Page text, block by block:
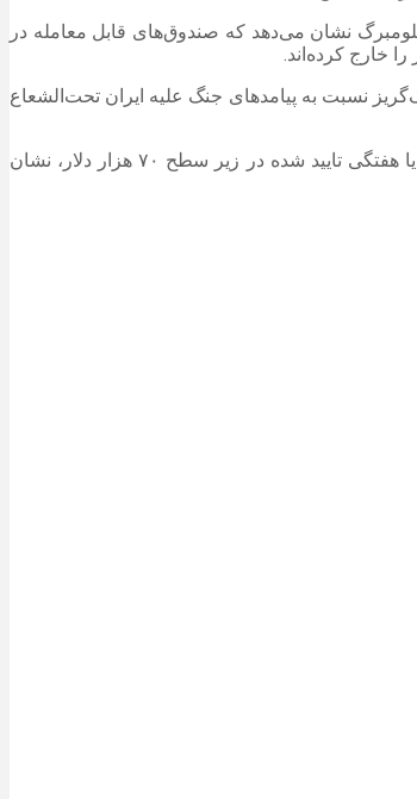
نشان می‌دهد که صندوق‌های قابل معامله در
نسبت به پیامدهای جنگ علیه ایران تحت‌الشعاع
طبق گزارش بلومبرگ، شان مکنالتی، سرپریت معاملات مشتقات در منطقه آسیا و اقیانوسیه در شرکت «فالکون‌ایکس» گفت: ثبت قیمت نهایی روزانه یا هفتگی تایید شده در زیر سطح ۷۰ هزار دلار، نشان‌